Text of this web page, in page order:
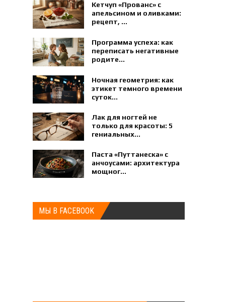
Кетчуп «Прованс» с
апельсином и оливками:
рецепт, ...
Программа успеха: как
переписать негативные
родите...
Ночная геометрия: как
этикет темного времени
суток...
Лак для ногтей не
только для красоты: 5
гениальных...
Паста «Путтанеска» с
анчоусами: архитектура
мощног...
МЫ В FACEBOOK